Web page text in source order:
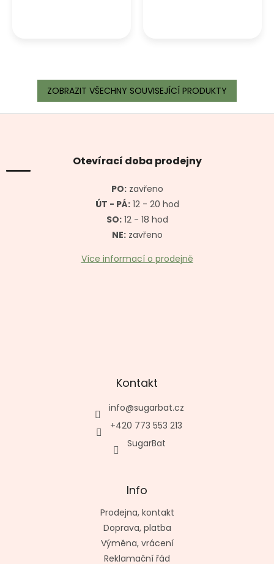
ZOBRAZIT VŠECHNY SOUVISEJÍCÍ PRODUKTY
Z
Otevírací doba prodejny
PO:zavřeno
ÚT - PÁ:12 - 20 hod
SO:12 - 18 hod
NE:zavřeno
Více informací o prodejně
Kontakt
info@sugarbat.cz
+420 773 553 213
SugarBat
Info
Prodejna, kontakt
Doprava, platba
Výměna, vrácení
Reklamační řád